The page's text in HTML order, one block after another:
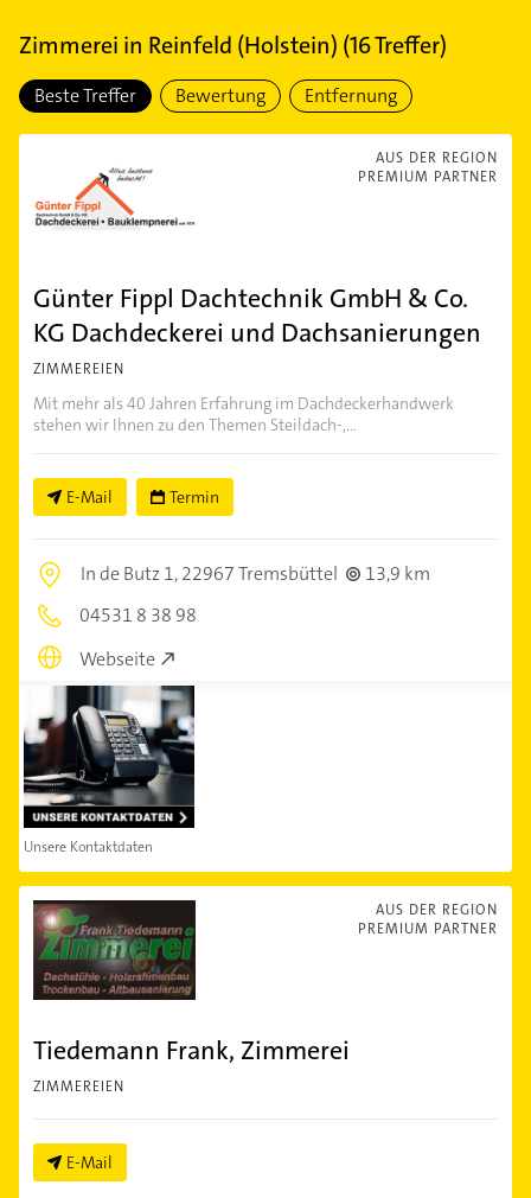
Zimmerei in Reinfeld (Holstein) (16Treffer)
Beste Treffer Bewertung Entfernung
AUS DER REGION
PREMIUM PARTNER
Günter Fippl Dachtechnik GmbH & Co.
KG Dachdeckerei und Dachsanierungen
ZIMMEREIEN
Mit mehr als 40 Jahren Erfahrung im Dachdeckerhandwerk
stehen wir Ihnen zu den Themen Steildach-,...
E-Mail Termin
In de Butz 1,22967 Tremsbüttel
13,9 km
04531 8 38 98
Webseite
Unsere Kontaktdaten
AUS DER REGION
PREMIUM PARTNER
Tiedemann Frank, Zimmerei
ZIMMEREIEN
E-Mail